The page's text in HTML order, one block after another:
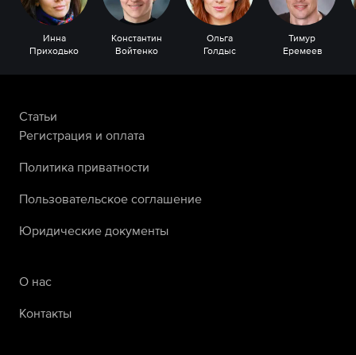
Инна
Приходько
Константин
Войтенко
Ольга
Голдыс
Тимур
Еремеев
Статьи
Регистрация и оплата
Политика приватности
Пользовательское соглашение
Юридические документы
О нас
Контакты